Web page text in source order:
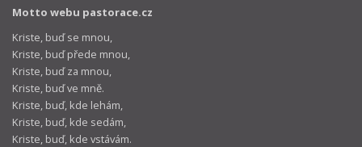
Motto webu pastorace.cz
Kriste, buď se mnou,
Kriste, buď přede mnou,
Kriste, buď za mnou,
Kriste, buď ve mně.
Kriste, buď, kde lehám,
Kriste, buď, kde sedám,
Kriste, buď, kde vstávám.